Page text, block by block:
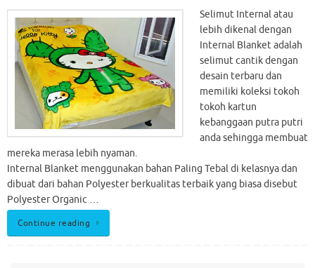
Selimut Internal atau
lebih dikenal dengan
Internal Blanket adalah
selimut cantik dengan
desain terbaru dan
memiliki koleksi tokoh
tokoh kartun
kebanggaan putra putri
anda sehingga membuat
mereka merasa lebih nyaman.
Internal Blanket menggunakan bahan Paling Tebal di kelasnya dan
dibuat dari bahan Polyester berkualitas terbaik yang biasa disebut
Polyester Organic …
Continue reading